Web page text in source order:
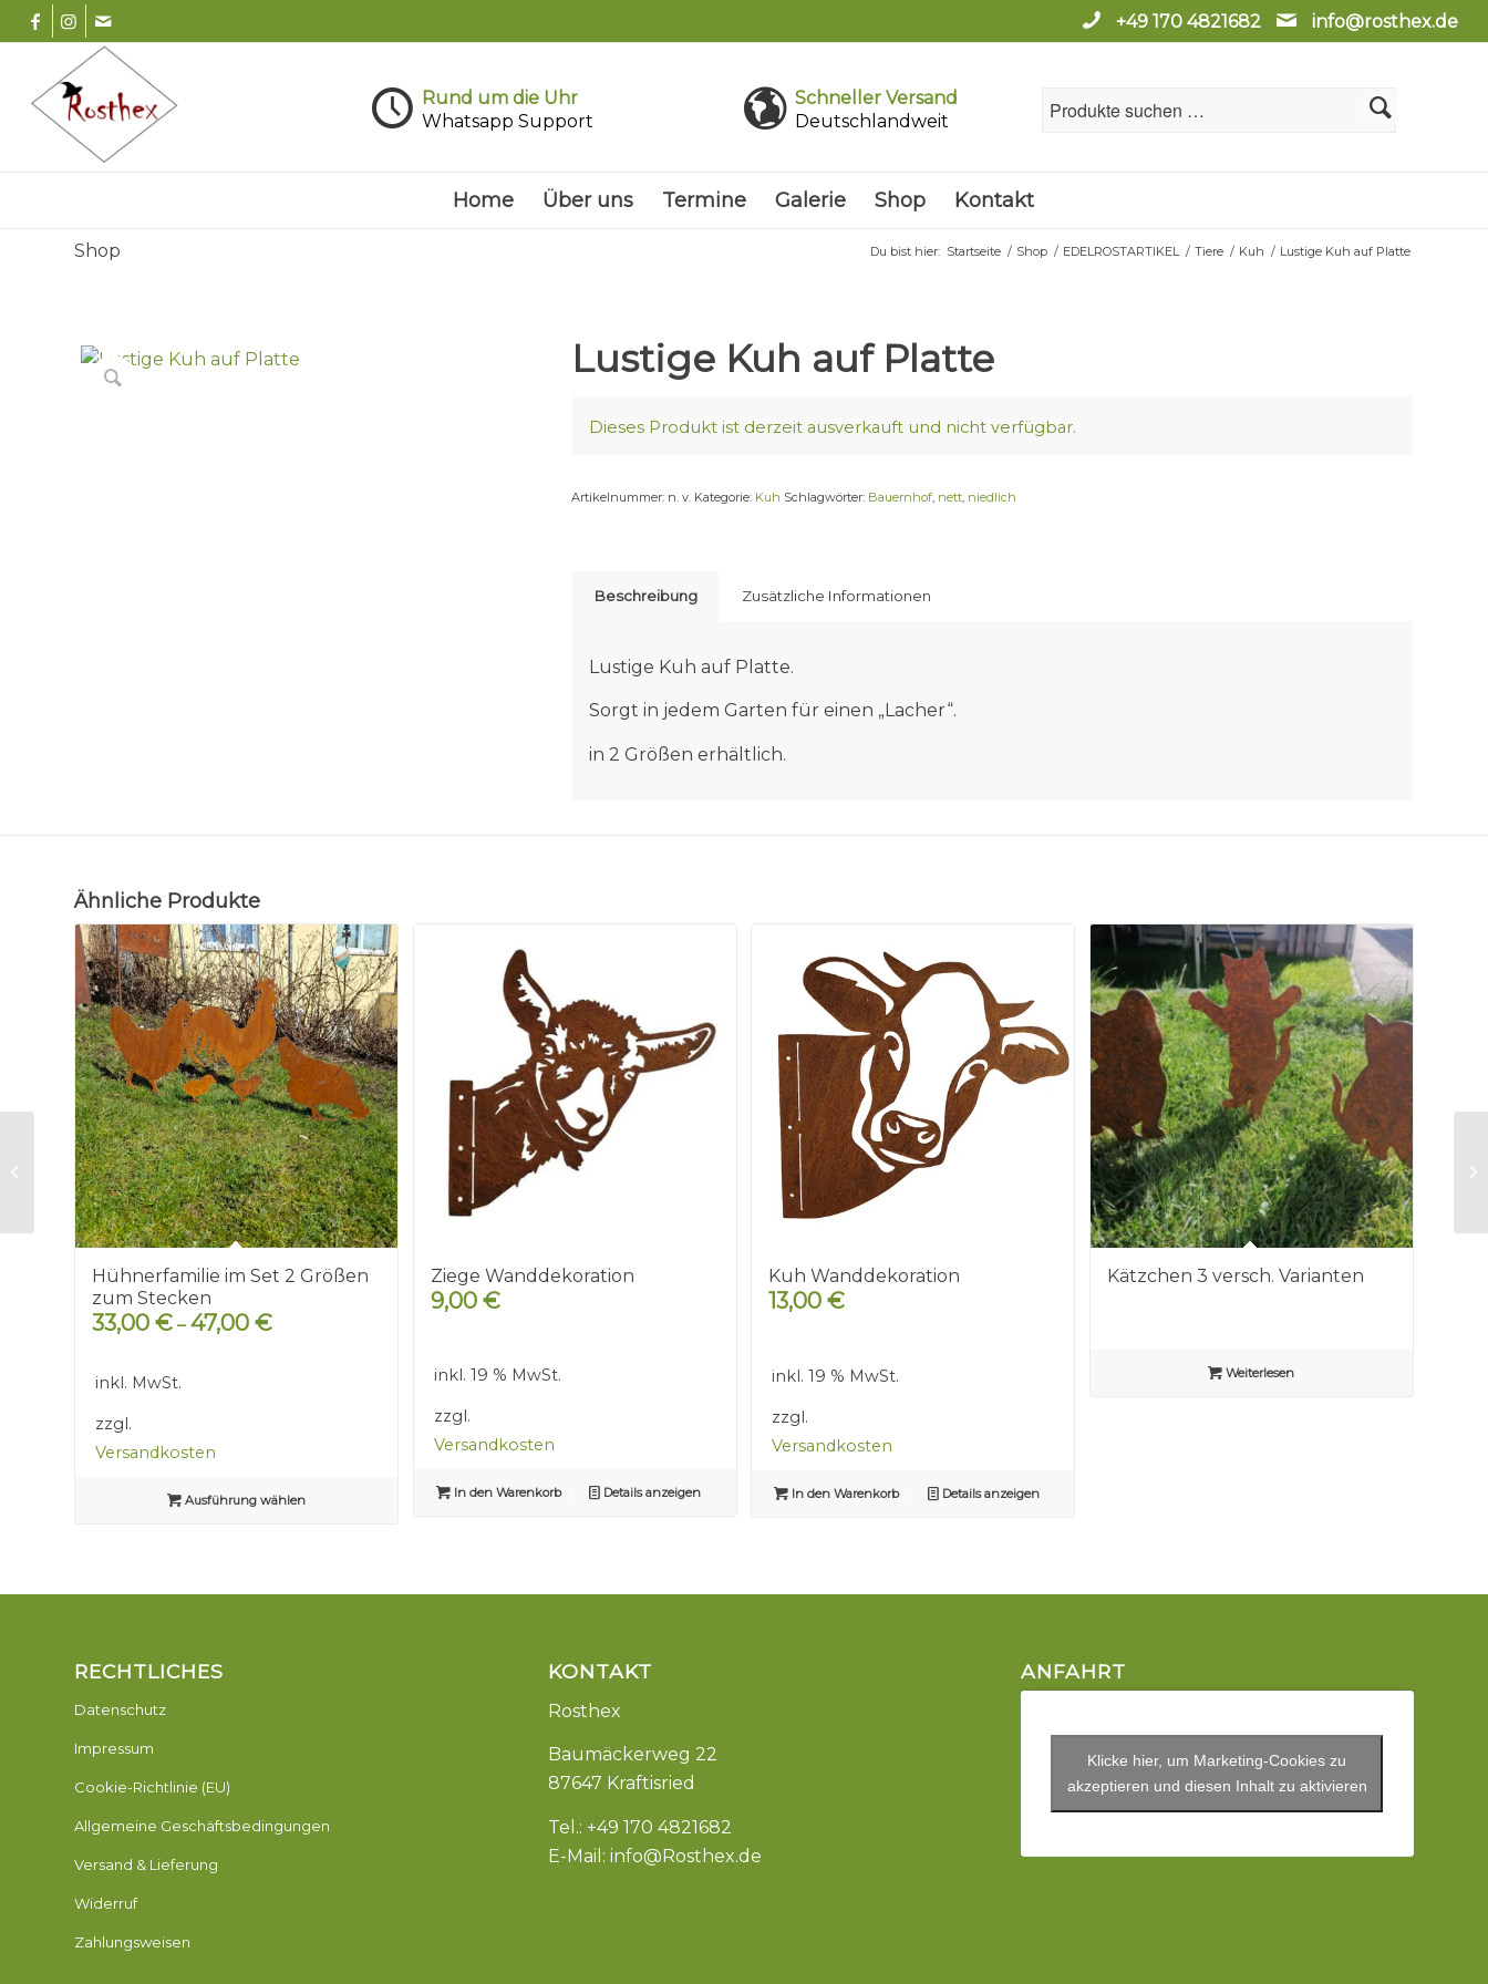
+49 170 4821682 info@rosthex.de
Rund um die Uhr
Whatsapp Support
Schneller Versand
Deutschlandweit
Home Über uns Termine Galerie Shop Kontakt
Shop Du bist hier: Startseite / Shop / EDELROSTARTIKEL / Tiere / Kuh / Lustige Kuh auf Platte
Lustige Kuh auf Platte
Dieses Produkt ist derzeit ausverkauft und nicht verfügbar.
Artikelnummer: n. v. Kategorie: Kuh Schlagwörter: Bauernhof, nett, niedlich
Beschreibung Zusätzliche Informationen
Lustige Kuh auf Platte.
Sorgt in jedem Garten für einen „Lacher“.
in 2 Größen erhältlich.
Ähnliche Produkte
Hühnerfamilie im Set 2 Größen
zum Stecken
33,00 € –47,00 €
inkl. MwSt.
zzgl.
Versandkosten
Ausführung wählen
Ziege Wanddekoration
9,00 €
inkl. 19 % MwSt.
zzgl.
Versandkosten
In den Warenkorb Details anzeigen
Kuh Wanddekoration
13,00€
inkl. 19 % MwSt.
zzgl.
Versandkosten
In den Warenkorb Details anzeigen
Kätzchen 3 versch. Varianten
Weiterlesen
RECHTLICHES
Datenschutz
Impressum
Cookie-Richtlinie (EU)
Allgemeine Geschäftsbedingungen
Versand & Lieferung
Widerruf
Zahlungsweisen
KONTAKT
Rosthex
Baumäckerweg 22
87647 Kraftisried
Tel.: +49 170 4821682
E-Mail: info@Rosthex.de
ANFAHRT
Klicke hier, um Marketing-Cookies zu
akzeptieren und diesen Inhalt zu aktivieren
Kuh Liselotte